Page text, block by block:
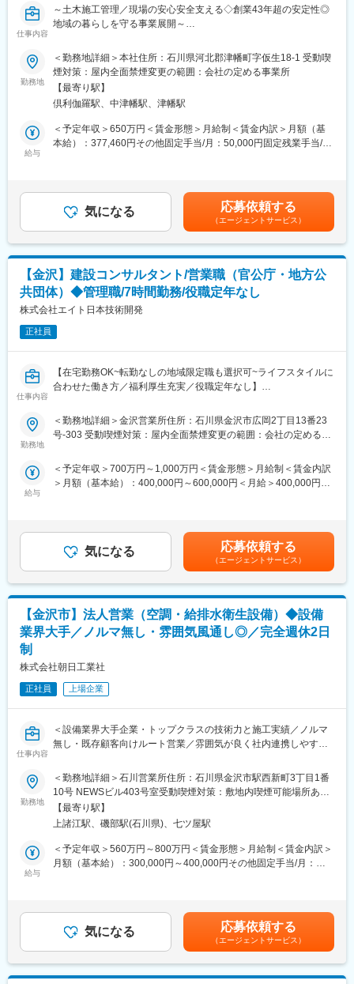
グループを通じた豊富な経験と多様なノウハウを活かし、ニッチ
な地域情報や街の魅力を最大限に引き出すことで、売主様・買主
を理解し、個々のニーズに応じた最適な提案を行えます。ノルマ
や飛び込み営業、アポイント目的の架電は一切ありません。
■会社の特徴：
仲介や住宅の建設・リフォームなど多岐にわたる事業を展開して
います。2007年にかほく市で創業して以来、急速に事業やエリア
仕事内容
～土木施工管理／現場の安心安全支える◇創業43年超の安定性◎
地域の暮らしを守る事業展開～
【求人のポイント】
・公共工事95％・元請中心で復興需要も増加中
・転勤なし・石川県内完結で安心勤務
・残業月10h程度・直行直帰も可能
・資格取得100％支援＋資格手当あり
・PC・車・携帯貸与で働きやすい
・賞与年2～3ヶ月・退職金制度あり
公共工事（道路工事）を中心とした土木工事現場で、施工管理業
務全般をお任せする予定です。
1現場あたり1～3名の体制で、工程・品質・安全・原価などを管
〈具体的な業務内容〉
・施工計画の作成、工程管理
・品質管理・出来形管理
・安全管理、現場巡回
・発注者（官公庁）との協議、提出書類の作成
・協力業者・作業者の手配、調整
【1日のスケジュール（例）】
7時～8時 集合・現場へ移動
8時半～9時 作業開始
12時～13時 昼休憩
15時20分頃 休憩
【入社後の流れ】
アップも目指せます。
・担当エリア：石川県内がメインとなります。
■組織構成
現在は5名ほどで業務を回している状況です。
これまでのご経験を活かして、組織と会社の成長に貢献いただく
ことを期待しています。
■企業情報
建設工事の請負、規格、設計、監理およびコンサルティング業務
住宅の建設及び販売並びに土地の造成および販売
変更の範囲：会社の定める業務
勤務地
＜勤務地詳細＞本社住所：石川県河北郡津幡町字仮生18-1 受動喫
煙対策：屋内全面禁煙変更の範囲：会社の定める事業所
【最寄り駅】
倶利伽羅駅、中津幡駅、津幡駅
給与
＜予定年収＞650万円＜賃金形態＞月給制＜賃金内訳＞月額（基
本給）：377,460円その他固定手当/月：50,000円固定残業手当/
あくまでも目安の金額であり、選考を通じて上下する可能性があ
ります。月給(月額)は固定手当を含めた表記です。
気になる 応募依頼する
（エージェントサービス）
【金沢】建設コンサルタント/営業職（官公庁・地方公
共団体）◆管理職/7時間勤務/役職定年なし
株式会社エイト日本技術開発
正社員
仕事内容
【在宅勤務OK~転勤なしの地域限定職も選択可~ライフスタイルに
合わせた働き方／福利厚生充実／役職定年なし】
■業務内容：
総合建設コンサルタント業を担う弊社にて、営業担当として、官
札・プロポーザルに向けた書類作成や積算などの業務に携わって
いただきます。
また、地球温暖化に対応したエネルギー関連コンサルタントや、
防災減災に向けたコンサルタント、土壌環境汚染対策などの技術
を保有しており、官公庁・地方公共団体に向けた幅広い提案が可
能です。
■エイト日本技術開発について：
建設コンサルタントの21分野のうち19分野の認証を取得してお
上、防災/減災分野等も力をいれています
■転勤について：
どちらも選択可能です。ライフプランに合わせて入社後の変更も
可、雇用形態はどちらも変わりません。
■当社の強み/魅力：
◇働き方の改善/リモート勤務もOK
年間休日122日・完全土日祝休み、残業平均は30時間程度です
が、実働7時間のため、働き方とスキルアップ両方を求める方に最
適です。週２程度リモート勤務も可能です。（平均有給取得日数
12.8日）
◇えるぼし認定企業
ご活躍可能な環境です。
◇役職定年なし・長期的な就業/キャリアアップが可能
勤務地
＜勤務地詳細＞金沢営業所住所：石川県金沢市広岡2丁目13番23
号-303 受動喫煙対策：屋内全面禁煙変更の範囲：会社の定める事
給与
＜予定年収＞700万円～1,000万円＜賃金形態＞月給制＜賃金内訳
＞月額（基本給）：400,000円～600,000円＜月給＞400,000円～
マネジャー／課長／賞与5.6ヶ月賃金はあくまでも目安の金額であ
り、選考を通じて上下する可能性があります。月給(月額)は固定手
当を含めた表記です。
気になる 応募依頼する
（エージェントサービス）
【金沢市】法人営業（空調・給排水衛生設備）◆設備
業界大手／ノルマ無し・雰囲気風通し◎／完全週休2日
制
株式会社朝日工業社
正社員 上場企業
仕事内容
＜設備業界大手企業・トップクラスの技術力と施工実績／ノルマ
無し・既存顧客向けルート営業／雰囲気が良く社内連携しやすい
■業務内容：
ビルや商業施設、工場、病院などのあらゆる建築物の空調・給排
水衛生設備の提案営業をご担当頂きます。
基本的には既存顧客への法人営業です（10社～15社程を担当）。
個人ノルマは無く、チームとしての目標を設定して営業活動を行
っています。
とから始まります。
(2)集めた情報をもとに、設計部門と協力して、見積書を作成して
勤務地
＜勤務地詳細＞石川営業所住所：石川県金沢市駅西新町3丁目1番
10号 NEWSビル403号室受動喫煙対策：敷地内喫煙可能場所あり
変更の範囲：会社の定める事業所
【最寄り駅】
上諸江駅、磯部駅(石川県)、七ツ屋駅
給与
＜予定年収＞560万円～800万円＜賃金形態＞月給制＜賃金内訳＞
月額（基本給）：300,000円～400,000円その他固定手当/月：
までも目安の金額であり、選考を通じて上下する可能性がありま
す。月給(月額)は固定手当を含めた表記です。
気になる 応募依頼する
（エージェントサービス）